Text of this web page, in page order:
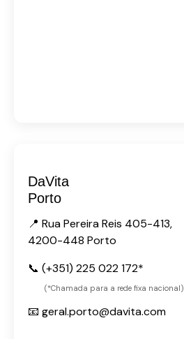
DaVita
Porto
📍 Rua Pereira Reis 405-413,
4200-448 Porto
📞 (+351) 225 022 172*
(*Chamada para a rede fixa nacional)
📧 geral.porto@davita.com